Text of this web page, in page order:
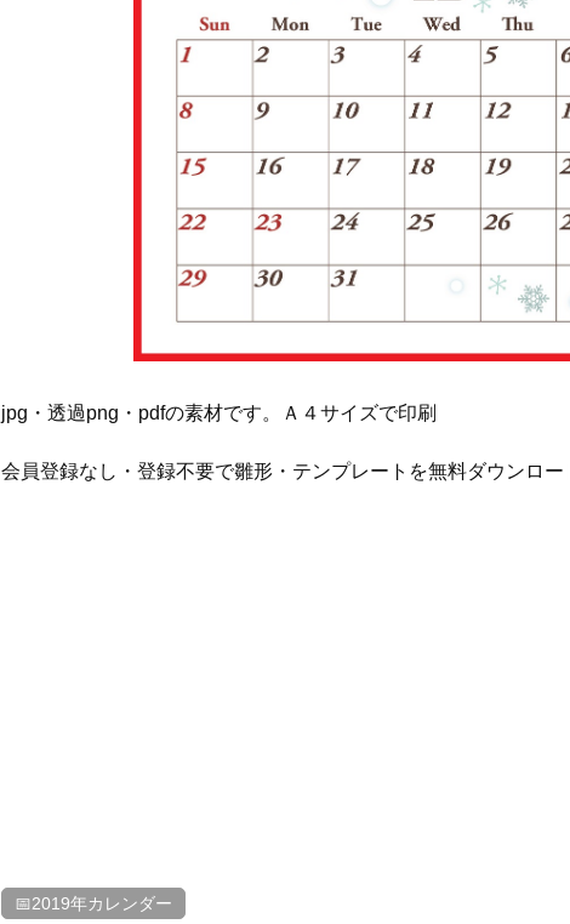
jpg・透過png・pdfの素材です。Ａ４サイズで印刷
会員登録なし・登録不要で雛形・テンプレートを無料ダウンロー
📅2019年カレンダー